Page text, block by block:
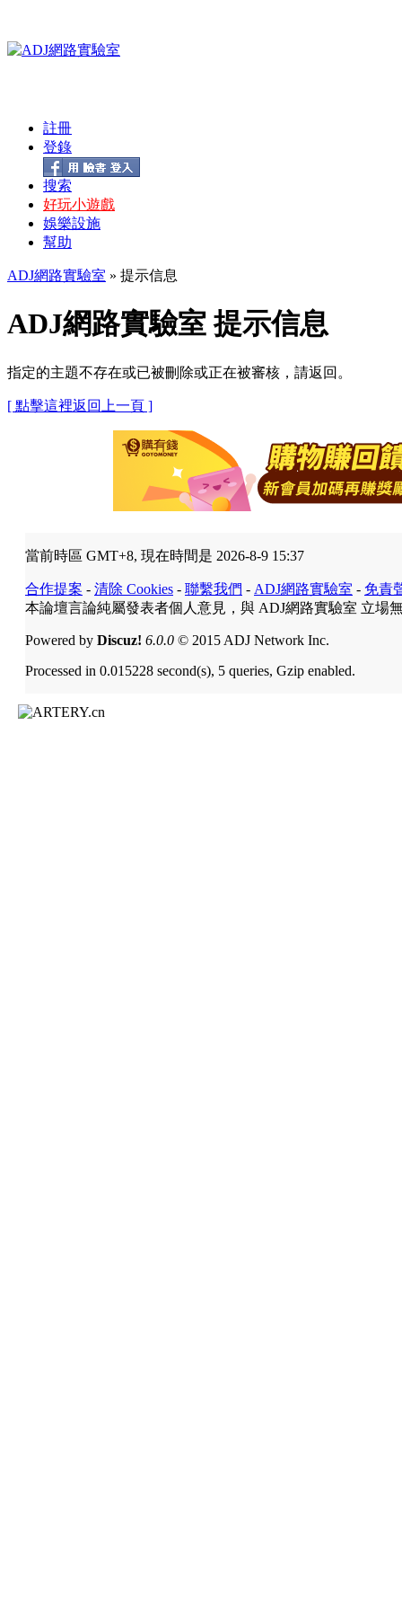
註冊
登錄
搜索
好玩小遊戲
娛樂設施
幫助
ADJ網路實驗室 » 提示信息
ADJ網路實驗室 提示信息
指定的主題不存在或已被刪除或正在被審核，請返回。
[ 點擊這裡返回上一頁 ]
當前時區 GMT+8, 現在時間是 2026-8-9 15:37
合作提案 - 清除 Cookies - 聯繫我們 - ADJ網路實驗室 - 免責
本論壇言論純屬發表者個人意見，與 ADJ網路實驗室 立場
Powered by Discuz! 6.0.0 © 2015 ADJ Network Inc.
Processed in 0.015228 second(s), 5 queries, Gzip enabled.